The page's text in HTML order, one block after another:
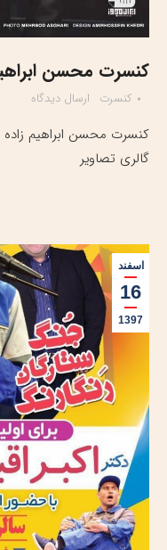
کنسرت محسن ابراهیم زاده، ۲۱ اسفند
کنسرت ارسال دیدگاه
گالری تصاویر
اسفند
16
1397